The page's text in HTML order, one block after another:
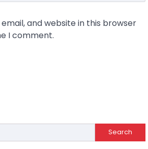
and website in this browser
I comment.
Search